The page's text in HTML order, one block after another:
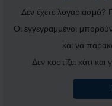
Δεν έχετε λογαριασμό?
Οι εγγεγραμμένοι
και να
Δεν κοστίζει κάτι